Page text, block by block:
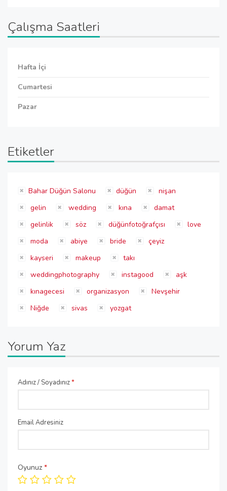
Çalışma Saatleri
Hafta İçi
Cumartesi
Pazar
Etiketler
Bahar Düğün Salonu düğün
nişan
gelin
wedding kına
damat
gelinlik
söz düğünfotoğrafçısı
love
moda
abiye bride
çeyiz
kayseri
makeup
takı
weddingphotography
instagood
aşk
kınagecesi
organizasyon
Nevşehir
Niğde
sivas yozgat
Yorum Yaz
Adınız / Soyadınız*
Email Adresiniz
Oyunuz *